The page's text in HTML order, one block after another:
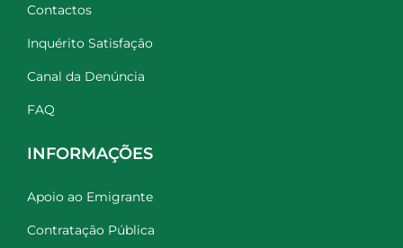
Contactos
Inquérito Satisfação
Canal da Denúncia
FAQ
INFORMAÇÕES
Apoio ao Emigrante
Contratação Pública